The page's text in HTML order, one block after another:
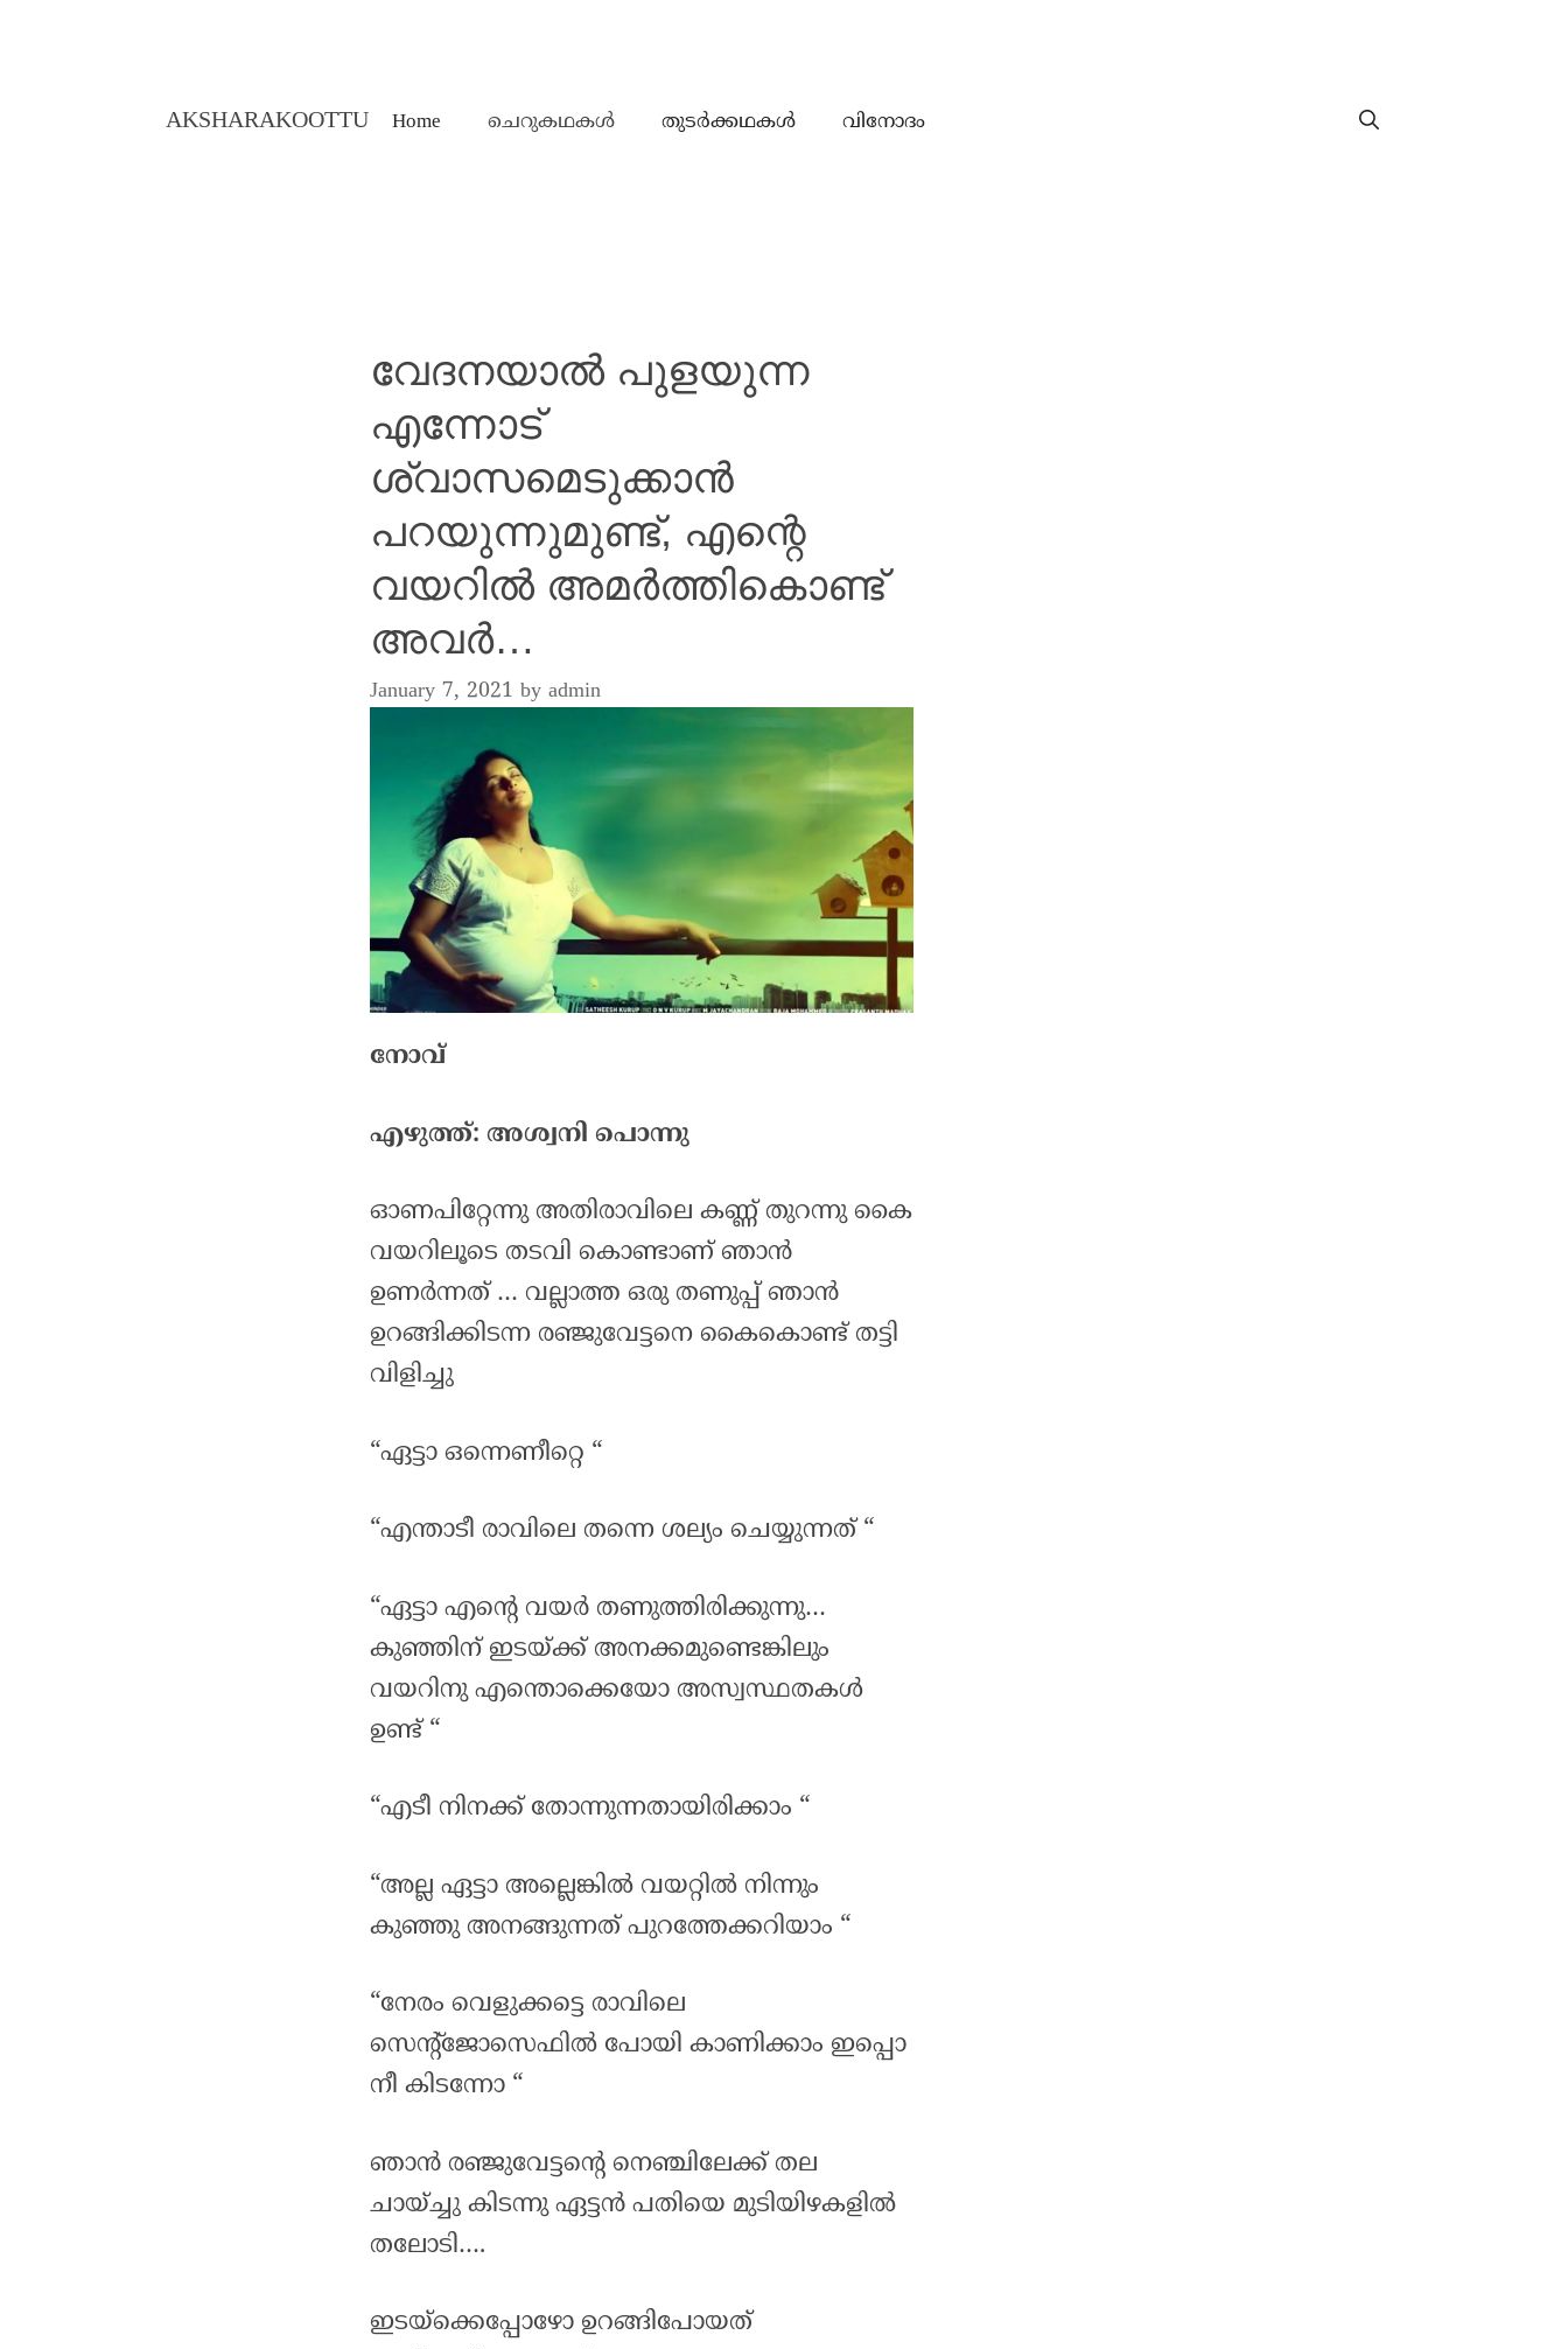
AKSHARAKOOTTU Home ചെറുകഥകൾ തുടർക്കഥകൾ വിനോദം
വേദനയാൽ പുളയുന്ന
എന്നോട്
ശ്വാസമെടുക്കാൻ
പറയുന്നുമുണ്ട്, എന്റെ
വയറിൽ അമർത്തികൊണ്ട്
അവർ…
January 7, 2021 by admin
നോവ്
എഴുത്ത്: അശ്വനി പൊന്നു
ഓണപിറ്റേന്നു അതിരാവിലെ കണ്ണ് തുറന്നു കൈ
വയറിലൂടെ തടവി കൊണ്ടാണ് ഞാൻ
ഉണർന്നത് … വല്ലാത്ത ഒരു തണുപ്പ് ഞാൻ
ഉറങ്ങിക്കിടന്ന രഞ്ജുവേട്ടനെ കൈകൊണ്ട് തട്ടി
വിളിച്ചു
“ഏട്ടാ ഒന്നെണീറ്റെ “
“എന്താടീ രാവിലെ തന്നെ ശല്യം ചെയ്യുന്നത് “
“ഏട്ടാ എന്റെ വയർ തണുത്തിരിക്കുന്നു…
കുഞ്ഞിന് ഇടയ്ക്ക് അനക്കമുണ്ടെങ്കിലും
വയറിനു എന്തൊക്കെയോ അസ്വസ്ഥതകൾ
ഉണ്ട് “
“എടീ നിനക്ക് തോന്നുന്നതായിരിക്കാം “
“അല്ല ഏട്ടാ അല്ലെങ്കിൽ വയറ്റിൽ നിന്നും
കുഞ്ഞു അനങ്ങുന്നത് പുറത്തേക്കറിയാം “
“നേരം വെളുക്കട്ടെ രാവിലെ
സെന്റ്ജോസെഫിൽ പോയി കാണിക്കാം ഇപ്പൊ
നീ കിടന്നോ “
ഞാൻ രഞ്ജുവേട്ടന്റെ നെഞ്ചിലേക്ക് തല
ചായ്ച്ചു കിടന്നു ഏട്ടൻ പതിയെ മുടിയിഴകളിൽ
തലോടി….
ഇടയ്ക്കെപ്പോഴോ ഉറങ്ങിപോയത്